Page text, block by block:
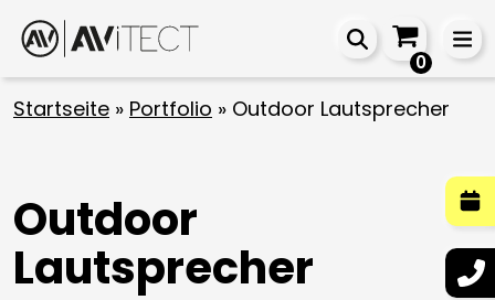
0
Startseite » Portfolio » Outdoor Lautsprecher
Outdoor
Lautsprecher